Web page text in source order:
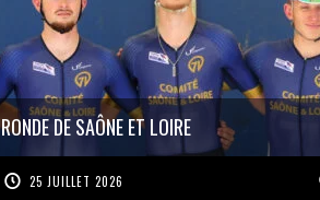
RONDE DE SAÔNE ET LOIRE
25 JUILLET 2026